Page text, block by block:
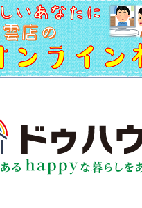
社員等は、自己のパスワードを他
社員等は、パスワードを他人に使
目的以外の目的で当社が運用する
社員等は、コンピューターウイル
本方針の見直し